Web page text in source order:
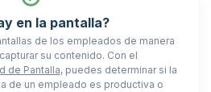
en la pantalla?
de los empleados de manera
su contenido. Con el
de Pantalla, puedes determinar si la
de un empleado es productiva o